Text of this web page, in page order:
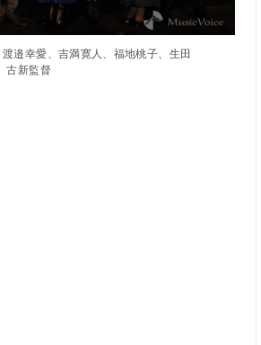
邉幸愛、吉満寛人、福地桃子、生田
古新監督